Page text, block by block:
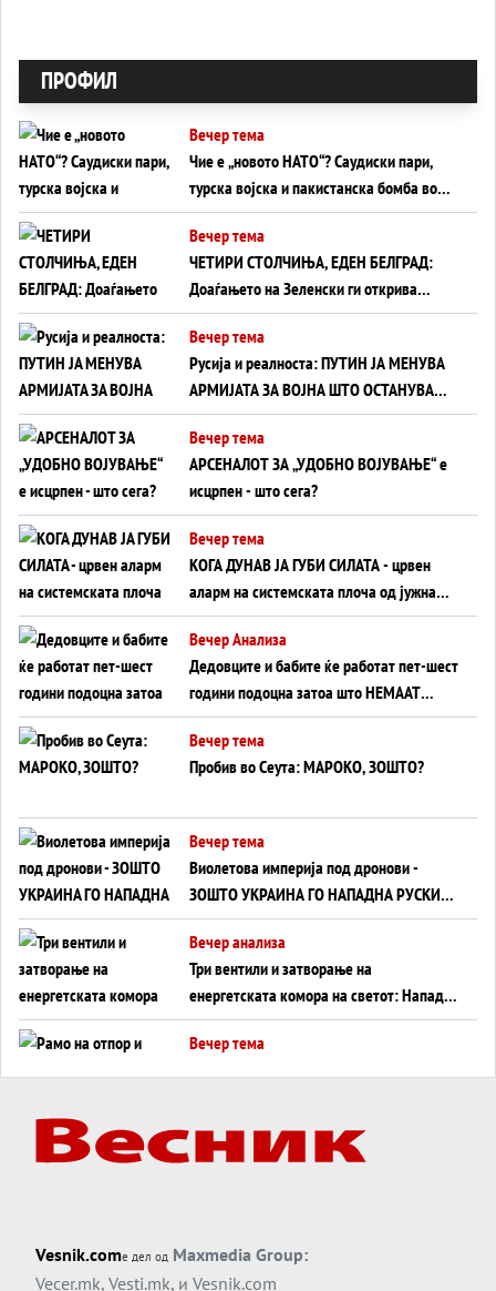
ПРОФИЛ
Вечер тема
Чие е „новото НАТО“? Саудиски пари,
турска војска и пакистанска бомба во
служба на Америка - или ќе стане
сувишна?
Вечер тема
ЧЕТИРИ СТОЛЧИЊА, ЕДЕН БЕЛГРАД:
Доаѓањето на Зеленски ги открива
тајните на политиката на балансирање
на Вучиќ
Вечер тема
Русија и реалноста: ПУТИН ЈА МЕНУВА
АРМИЈАТА ЗА ВОЈНА ШТО ОСТАНУВА
БЕЗ ФРОНТ
Вечер тема
АРСЕНАЛОТ ЗА „УДОБНО ВОЈУВАЊЕ“ е
исцрпен - што сега?
Вечер тема
КОГА ДУНАВ ЈА ГУБИ СИЛАТА - црвен
аларм на системската плоча од јужна
Германија до Црното Море...
Вечер Анализа
Дедовците и бабите ќе работат пет-шест
години подоцна затоа што НЕМААТ
ВНУЦИ ДА ГИ ЗАМЕНАТ
Вечер тема
Пробив во Сеута: МАРОКО, ЗОШТО?
Вечер тема
Виолетова империја под дронови -
ЗОШТО УКРАИНА ГО НАПАДНА РУСКИОТ
WILDBERRIES
Вечер анализа
Три вентили и затворање на
енергетската комора на светот: Нападот
во Суец најавува глобален енергетски
инфаркт?
Вечер тема
Вечер тема
Силиконскиот ѕид веќе не е непробоен,
Вечер тема
Трамп тврди дека повторно „разговара“
Vesnik.comе дел од Maxmedia Group:
Vecer.mk, Vesti.mk, и Vesnik.com